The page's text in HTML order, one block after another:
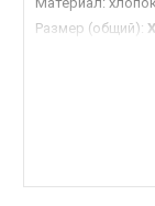
Размер (общий):